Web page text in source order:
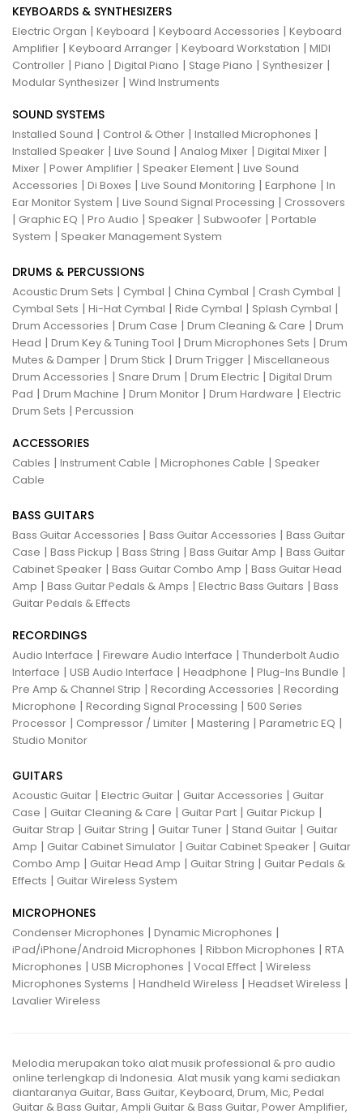
KEYBOARDS & SYNTHESIZERS
Electric Organ | Keyboard | Keyboard Accessories | Keyboard
Amplifier | Keyboard Arranger | Keyboard Workstation | MIDI
Controller | Piano | Digital Piano | Stage Piano | Synthesizer |
Modular Synthesizer | Wind Instruments
SOUND SYSTEMS
Installed Sound | Control & Other | Installed Microphones |
Installed Speaker | Live Sound | Analog Mixer | Digital Mixer |
Mixer | Power Amplifier | Speaker Element | Live Sound
Accessories | Di Boxes | Live Sound Monitoring | Earphone | In
Ear Monitor System | Live Sound Signal Processing | Crossovers
| Graphic EQ | Pro Audio | Speaker | Subwoofer | Portable
System | Speaker Management System
DRUMS & PERCUSSIONS
Acoustic Drum Sets | Cymbal | China Cymbal | Crash Cymbal |
Cymbal Sets | Hi-Hat Cymbal | Ride Cymbal | Splash Cymbal |
Drum Accessories | Drum Case | Drum Cleaning & Care | Drum
Head | Drum Key & Tuning Tool | Drum Microphones Sets | Drum
Mutes & Damper | Drum Stick | Drum Trigger | Miscellaneous
Drum Accessories | Snare Drum | Drum Electric | Digital Drum
Pad | Drum Machine | Drum Monitor | Drum Hardware | Electric
Drum Sets | Percussion
ACCESSORIES
Cables | Instrument Cable | Microphones Cable | Speaker
Cable
BASS GUITARS
Bass Guitar Accessories | Bass Guitar Accessories | Bass Guitar
Case | Bass Pickup | Bass String | Bass Guitar Amp | Bass Guitar
Cabinet Speaker | Bass Guitar Combo Amp | Bass Guitar Head
Amp | Bass Guitar Pedals & Amps | Electric Bass Guitars | Bass
Guitar Pedals & Effects
RECORDINGS
Audio Interface | Fireware Audio Interface | Thunderbolt Audio
Interface | USB Audio Interface | Headphone | Plug-Ins Bundle |
Pre Amp & Channel Strip | Recording Accessories | Recording
Microphone | Recording Signal Processing | 500 Series
Processor | Compressor / Limiter | Mastering | Parametric EQ |
Studio Monitor
GUITARS
Acoustic Guitar | Electric Guitar | Guitar Accessories | Guitar
Case | Guitar Cleaning & Care | Guitar Part | Guitar Pickup |
Guitar Strap | Guitar String | Guitar Tuner | Stand Guitar | Guitar
Amp | Guitar Cabinet Simulator | Guitar Cabinet Speaker | Guitar
Combo Amp | Guitar Head Amp | Guitar String | Guitar Pedals &
Effects | Guitar Wireless System
MICROPHONES
Condenser Microphones | Dynamic Microphones |
iPad/iPhone/Android Microphones | Ribbon Microphones | RTA
Microphones | USB Microphones | Vocal Effect | Wireless
Microphones Systems | Handheld Wireless | Headset Wireless |
Lavalier Wireless
Melodia merupakan toko alat musik professional & pro audio
online terlengkap di Indonesia. Alat musik yang kami sediakan
diantaranya Guitar, Bass Guitar, Keyboard, Drum, Mic, Pedal
Guitar & Bass Guitar, Ampli Guitar & Bass Guitar, Power Amplifier,